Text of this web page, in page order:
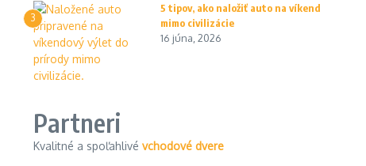
3
5 tipov, ako naložiť auto na víkend
mimo civilizácie
16 júna, 2026
Partneri
Kvalitné a spoľahlivé vchodové dvere